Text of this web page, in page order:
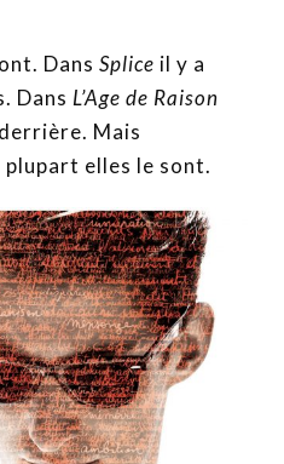
Dans Splice il y a
Dans L’Age de Raison
Mais
elles le sont.